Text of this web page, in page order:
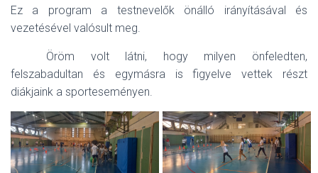
Ez a program a testnevelők önálló irányításával és
vezetésével valósult meg.
Öröm volt látni, hogy milyen önfeledten,
felszabadultan és egymásra is figyelve vettek részt
diákjaink a sporteseményen.